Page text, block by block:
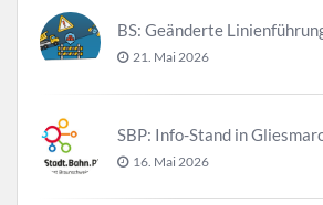
BS: Geänderte
21. Mai 2026
16. Mai 2026